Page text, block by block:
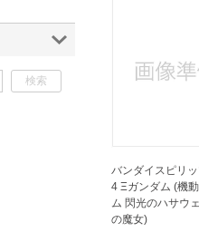
バンダイスピリ
4 Ξガンダム (機
ム 閃光のハサウ
の魔女)